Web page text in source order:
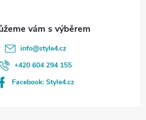
info@style4.cz
+420 604 294 155
Facebook: Style4.cz